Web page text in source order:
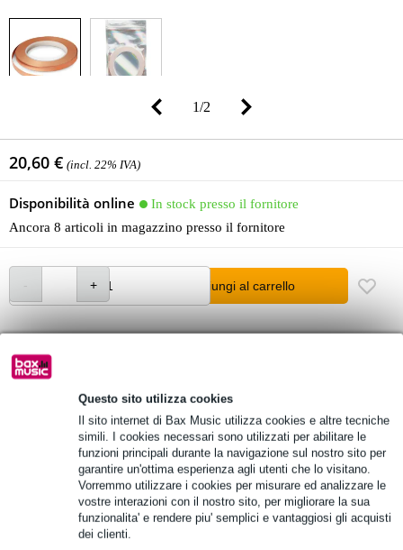
Questo sito utilizza cookies
Il sito internet di Bax Music utilizza cookies e altre tecniche
simili. I cookies necessari sono utilizzati per abilitare le
funzioni principali durante la navigazione sul nostro sito per
garantire un'ottima esperienza agli utenti che lo visitano.
Vorremmo utilizzare i cookies per misurare ed analizzare le
vostre interazioni con il nostro sito, per migliorare la sua
funzionalita' e rendere piu' semplici e vantaggiosi gli acquisti
dei clienti.
1/2
20,60 € (incl. 22% IVA)
Disponibilità online
In stock presso il fornitore
Ancora 8 articoli in magazzino presso il fornitore
Aggiungi al carrello
Ordine prima di 16:00 = in circa 10 giorni lavorativi a domicilio
Oltre 48.000 articoli disponibili
1.250 marchi leader
Informazioni sul prodotto
Nastro di rame Playtronica
destinato a materiali non conduttivi, in combinazione con Playtron